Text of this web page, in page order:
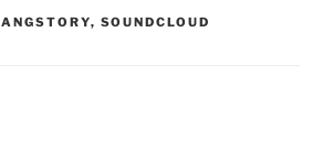
, SOUNDCLOUD